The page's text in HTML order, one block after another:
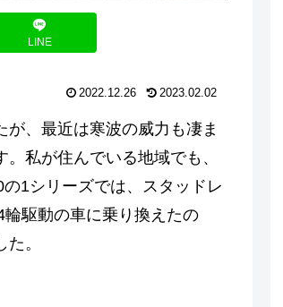
LINE
2022.12.26 2023.02.02
、最近は寒波の威力も凄ま
私が住んでいる地域でも、
1シリーズでは、スタッドレ
駆動の車に乗り換えたの
。